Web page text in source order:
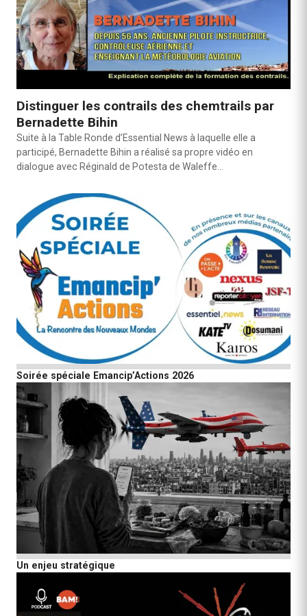
Distinguer les contrails des chemtrails par
Bernadette Bihin
Suite à la Table Ronde d’Essential News à laquelle elle a
participé, Bernadette Bihin a réalisé sa propre vidéo en
dialogue avec Réginald de Potesta de Waleffe…
Soirée spéciale Emancip’Actions 2026
Un enjeu stratégique